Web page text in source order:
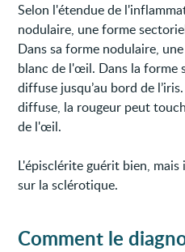
Selon l'étendue de
nodulaire, une forme
Dans sa forme nodulaire,
blanc de l'œil. Dans la forme
diffuse jusqu’au bord de
diffuse, la rougeur peut
de l'œil.
L'épisclérite guérit bien,
sur la sclérotique.
Comment le